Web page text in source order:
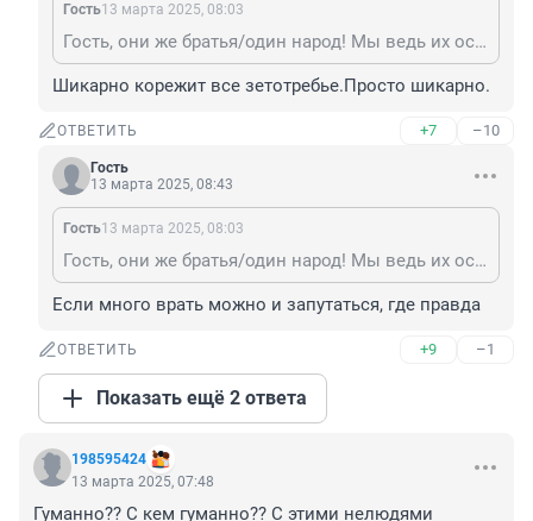
Гость13 марта 2025, 08:03
Гость, они же братья/один народ! Мы ведь их освобождаем!
Шикарно корежит все зетотребье.Просто шикарно.
ОТВЕТИТЬ +7 –10
Гость
13 марта 2025, 08:43
Гость13 марта 2025, 08:03
Гость, они же братья/один народ! Мы ведь их освобождаем!
Если много врать можно и запутаться, где правда
ОТВЕТИТЬ +9 –1
Показать ещё 2 ответа
198595424
13 марта 2025, 07:48
Гуманно?? С кем гуманно?? С этими нелюдями